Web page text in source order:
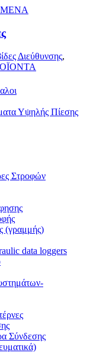
Διεύθυνσης,
Υψηλής Πίεσης
Στροφών
(γραμμής)
data loggers
Σύνδεσης